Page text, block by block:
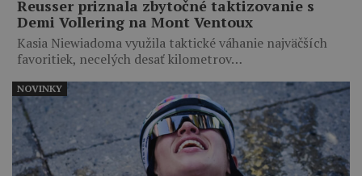
Reusser priznala zbytočné taktizovanie s
Demi Vollering na Mont Ventoux
Kasia Niewiadoma využila taktické váhanie najväčších
favoritiek, necelých desať kilometrov…
NOVINKY